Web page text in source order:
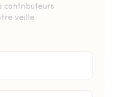
contributeurs
veille